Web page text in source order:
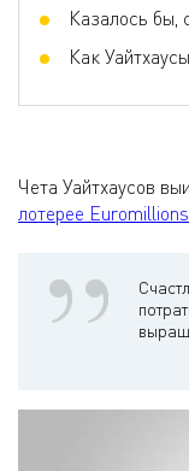
Казалось бы,
Как
Чета Уайтхаусов
лотерее Euromillions